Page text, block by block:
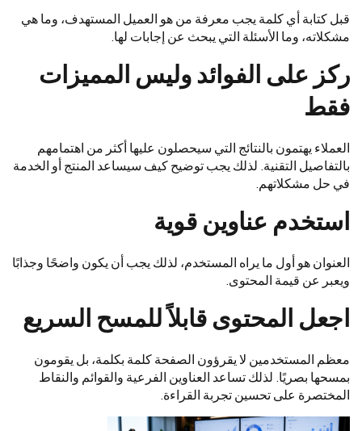
قبل كتابة أي كلمة يجب معرفة من هو العميل المستهدف، وما هي
مشكلاته، وما الأسئلة التي يبحث عن إجابات لها.
ركز على الفوائد وليس المميزات
فقط
العملاء يهتمون بالنتائج التي سيحصلون عليها أكثر من اهتمامهم
بالتفاصيل التقنية. لذلك يجب توضيح كيف سيساعد المنتج أو الخدمة
في حل مشكلاتهم.
استخدم عناوين قوية
العنوان هو أول ما يراه المستخدم، لذلك يجب أن يكون واضحًا وجذابًا
ويعبر عن قيمة المحتوى.
اجعل المحتوى قابلاً للمسح السريع
معظم المستخدمين لا يقرؤون الصفحة كلمة بكلمة، بل يقومون
بمسحها بصريًا. لذلك تساعد العناوين الفرعية والقوائم والنقاط
المختصرة على تحسين تجربة القراءة.